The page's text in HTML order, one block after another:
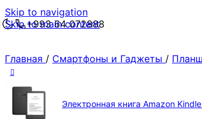
Skip to navigation
Skip to main content
+993 64 072888
Главная / Смартфоны и Гаджеты /
Электронная книга Amazon